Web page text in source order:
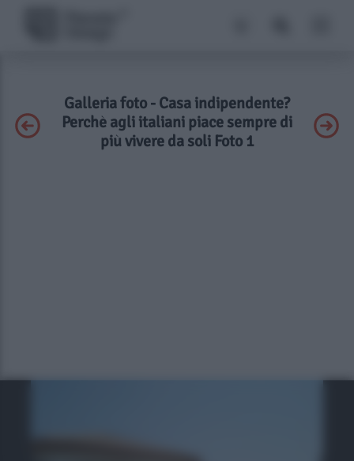
Galleria foto - Casa indipendente?
Perchè agli italiani piace sempre di
più vivere da soli Foto 1